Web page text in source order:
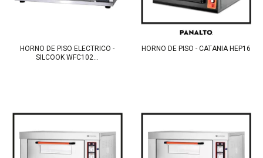
HORNO DE PISO ELECTRICO -
SILCOOK WFC102...
HORNO DE PISO - CATANIA HEP16